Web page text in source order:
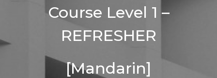
Course Level 1 –
REFRESHER
[Mandarin]